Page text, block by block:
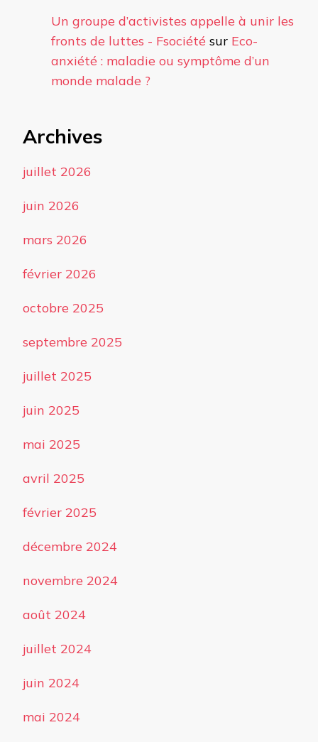
Un groupe d’activistes appelle à unir les
fronts de luttes - Fsociété sur Eco-
anxiété : maladie ou symptôme d’un
monde malade ?
Archives
juillet 2026
juin 2026
mars 2026
février 2026
octobre 2025
septembre 2025
juillet 2025
juin 2025
mai 2025
avril 2025
février 2025
décembre 2024
novembre 2024
août 2024
juillet 2024
juin 2024
mai 2024